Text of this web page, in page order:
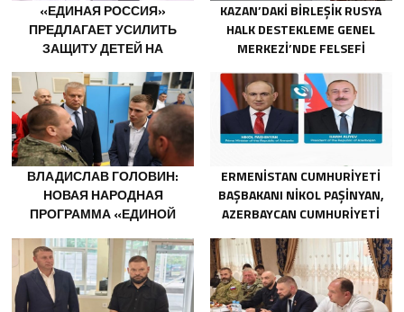
«ЕДИНАЯ РОССИЯ»
ПРЕДЛАГАЕТ УСИЛИТЬ
ЗАЩИТУ ДЕТЕЙ НА
KAZAN’DAKI BIRLEŞIK RUSYA
HALK DESTEKLEME GENEL
MERKEZI’NDE FELSEFI
SERGI AÇILDI
ВЛАДИСЛАВ ГОЛОВИН:
НОВАЯ НАРОДНАЯ
ПРОГРАММА «ЕДИНОЙ
ОРИЕНТИРОВАНА НА
РАЗВИТИЕ
ТЕХНОЛОГИЧЕСКОГО
ERMENISTAN CUMHURIYETI
BAŞBAKANI NIKOL PAŞINYAN,
AZERBAYCAN CUMHURIYETI
ALIYEV’I ARADI